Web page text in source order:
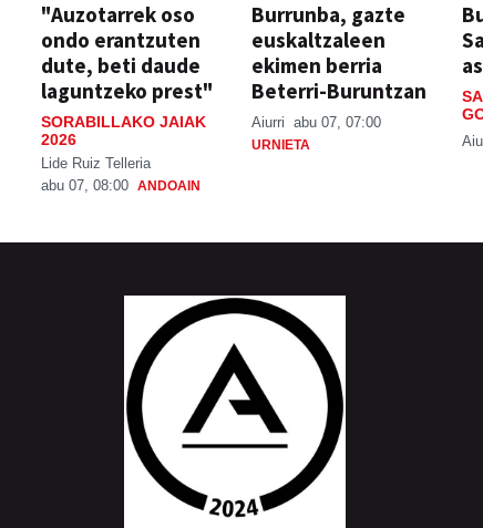
"Auzotarrek oso
ondo erantzuten
dute, beti daude
laguntzeko prest"
SORABILLAKO JAIAK
2026
Lide Ruiz Telleria
abu 07, 08:00 ANDOAIN
Burrunba, gazte
euskaltzaleen
ekimen berria
Beterri-Buruntzan
Aiurri abu 07, 07:00
URNIETA